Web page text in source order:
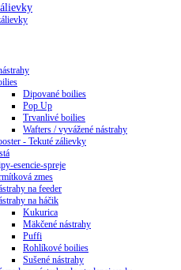
Dipované boilies
Pop Up
Trvanlivé boilies
Wafters / vyvážené nástrahy
- Tekuté zálievky
esencie-spreje
zmes
na feeder
na háčik
Kukurica
Mäkčené nástrahy
Puffi
Rohlíkové boilies
Sušené nástrahy